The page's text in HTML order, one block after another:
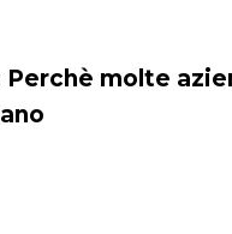
molte